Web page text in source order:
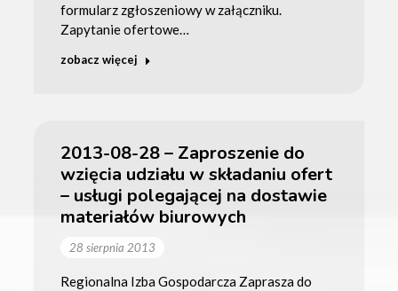
formularz zgłoszeniowy w załączniku.
Zapytanie ofertowe…
zobacz więcej
2013-08-28 – Zaproszenie do
wzięcia udziału w składaniu ofert
– usługi polegającej na dostawie
materiałów biurowych
28 sierpnia 2013
Regionalna Izba Gospodarcza Zaprasza do